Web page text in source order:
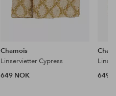
Chamois
Linservietter Cypress
649 NOK
649